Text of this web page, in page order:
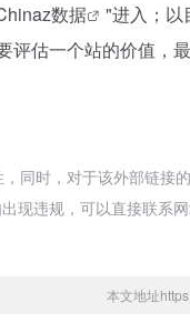
数据
"进入；以
估一个站的价值，
同时，对于该外部链接
现违规，可以直接联系
本文地址